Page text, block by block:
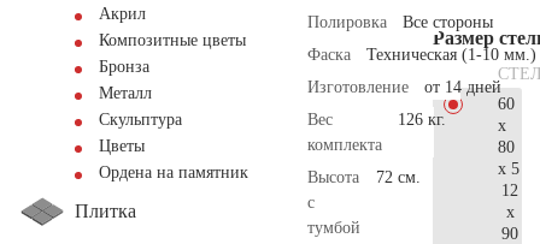
Акрил
Композитные цветы
Бронза
Металл
Скульптура
Цветы
Ордена на памятник
Плитка
Полировка
Все стороны
Фаска
Техническая (1-10 мм.)
Изготовление
от 14 дней
Вес
комплекта
126 кг.
Высота
с
тумбой
72 см.
Размер
60
x
80
x 5
12
x
90